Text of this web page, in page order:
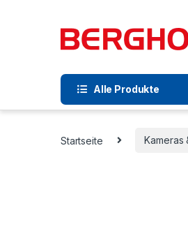
Alle Produkte
Startseite Kameras